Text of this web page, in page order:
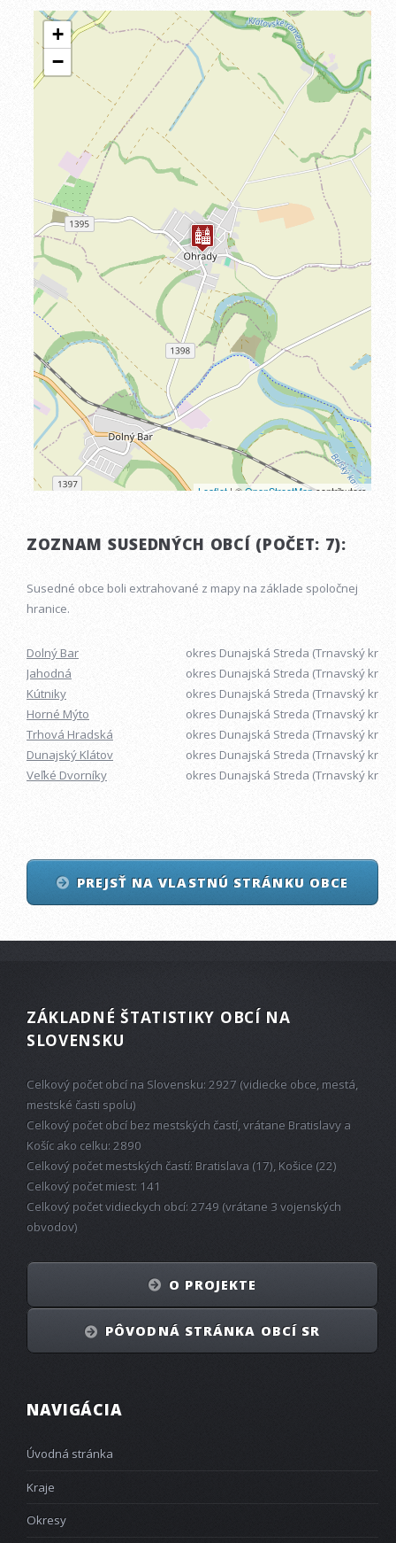
ZOZNAM SUSEDNÝCH OBCÍ (POČET: 7):
Susedné obce boli extrahované z mapy na základe spoločnej
hranice.
Dolný Bar
okres Dunajská Streda (Trnavský kraj)
Jahodná
okres Dunajská Streda (Trnavský kraj)
Kútniky
okres Dunajská Streda (Trnavský kraj)
Horné Mýto
okres Dunajská Streda (Trnavský kraj)
Trhová Hradská
okres Dunajská Streda (Trnavský kraj)
Dunajský Klátov
okres Dunajská Streda (Trnavský kraj)
Veľké Dvorníky
okres Dunajská Streda (Trnavský kraj)
PREJSŤ NA VLASTNÚ STRÁNKU OBCE
NAVIGÁCIA
Úvodná stránka
Kraje
Okresy
ZÁKLADNÉ ŠTATISTIKY OBCÍ NA
SLOVENSKU
Celkový počet obcí na Slovensku: 2927 (vidiecke obce, mestá,
mestské časti spolu)
Celkový počet obcí bez mestských častí, vrátane Bratislavy a
Košíc ako celku: 2890
Celkový počet mestských častí: Bratislava (17), Košice (22)
Celkový počet miest: 141
Celkový počet vidieckych obcí: 2749 (vrátane 3 vojenských
obvodov)
O PROJEKTE
PÔVODNÁ STRÁNKA OBCÍ SR